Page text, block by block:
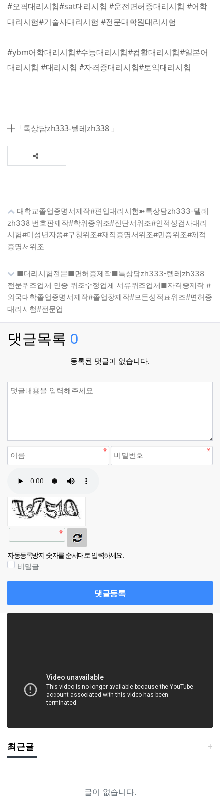
#오픽대리시험#sat대리시험 #운전면허증대리시험 #어학
대리시험#기술사대리시험 #전문대학원대리시험
#ybm어학대리시험#수능대리시험#컴활대리시험#일본어
대리시험 #대리시험 #자격증대리시험#토익대리시험
╉「톡상담zh333-텔레zh338 」
대학교졸업증명서제작#편입대리시험➽톡상담zh333-텔레
zh338 번호판제작#학위증위조#진단서위조#인적성검사대리
시험#미성년자쯩#구청위조#재직증명서위조#민증위조#제적
증명서위조
■대리시험전문■면허증제작■톡상담zh333-텔레zh338
전문위조업체 민증 위조수정업체 서류위조업체■자격증제작 #
외국대학졸업증명서제작#졸업장제작#모든성적표위조#면허증
대리시험#전문업
댓글목록 0
등록된 댓글이 없습니다.
자동등록방지 숫자를 순서대로 입력하세요.
비밀글
댓글등록
최근글
글이 없습니다.